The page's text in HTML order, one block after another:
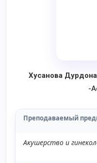
Хусанова
-
Преподаваемый
Акушерство и